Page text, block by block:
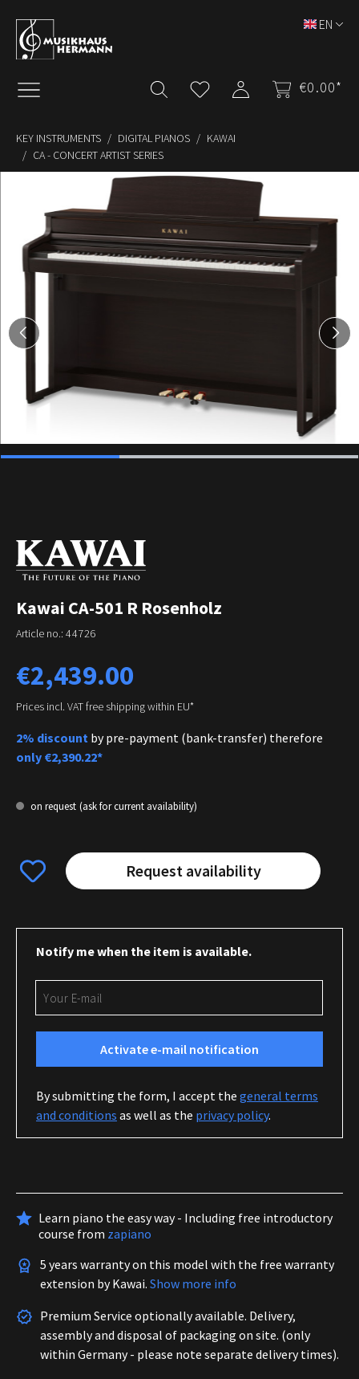
Skip to main content
€0.00*
EN
KEY INSTRUMENTS DIGITAL PIANOS
KAWAI
CA - CONCERT ARTIST SERIES
Kawai CA-501 R Rosenholz
Article no.: 44726
Regular price:
€2,439.00
Prices incl. VAT free shipping within EU*
2% discount by pre-payment (bank-transfer) therefore
only €2,390.22*
on request (ask for current availability)
Request availability
Notify me when the item is available.
Activate e-mail notification
By submitting the form, I accept the general terms
and conditions as well as the privacy policy.
Learn piano the easy way - Including free introductory
course from zapiano
5 years warranty on this model with the free warranty
extension by Kawai. Show more info
Premium Service optionally available. Delivery,
assembly and disposal of packaging on site. (only
within Germany - please note separate delivery times).